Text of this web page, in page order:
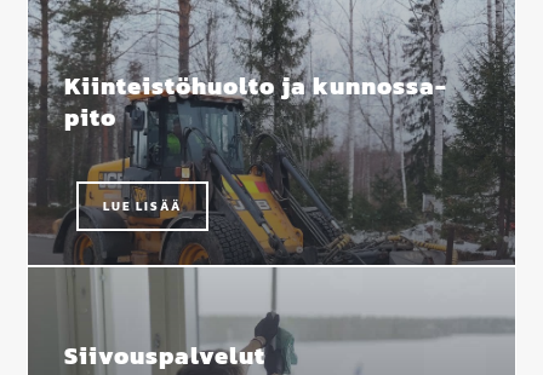
Kiinteistö­huolto ja kunnossa­
pito
LUE LISÄÄ
Siivouspalvelut